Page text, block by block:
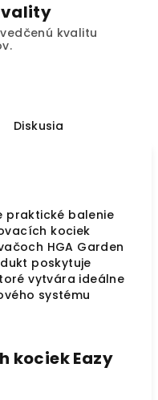
kvalitu
Diskusia
praktické balenie
kociek
HGA Garden
poskytuje
vytvára ideálne
systému
kociek Eazy